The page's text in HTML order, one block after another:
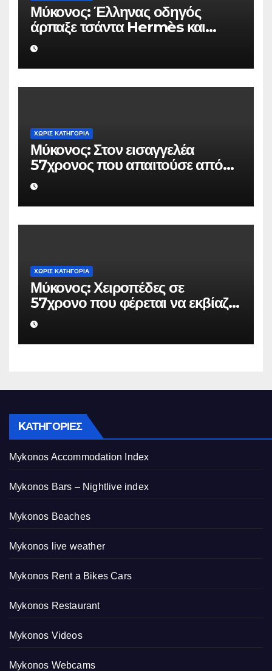
Μύκονος: Έλληνας οδηγός
άρπαξε τσάντα Hermès και
Rolex αξίας 75.000 ευρώ από
Ουκρανό τουρίστα
ΧΩΡΊΣ ΚΑΤΗΓΟΡΊΑ
Μύκονος: Στον εισαγγελέα
57χρονος που απαιτούσε από
επιχειρηματία 80.000 ευρώ για
να μην κάνει καταγγελίες σε
βάρος του
ΧΩΡΊΣ ΚΑΤΗΓΟΡΊΑ
Μύκονος: Χειροπέδες σε
57χρονο που φέρεται να εκβίαζε
επιχείρηση για να «θάψει»
ψευδείς καταγγελίες – Η παγίδα
που του έστησε η ΕΛ.ΑΣ.
KΑΤΗΓΟΡΊΕΣ
Mykonos Accommodation Index
Mykonos Bars – Nightlive index
Mykonos Beaches
Mykonos live weather
Mykonos Rent a Bikes Cars
Mykonos Restaurant
Mykonos Videos
Mykonos Webcams